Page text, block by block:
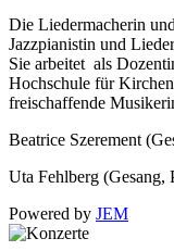
Die Liedermacherin
Jazzpianistin und
Sie arbeitet als
Hochschule für
freischaffende
Beatrice Szerement
Uta Fehlberg (Gesang,
Powered by JEM